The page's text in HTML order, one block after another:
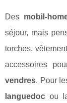
Des mobil-
séjour, mais
torches,
accessoires
vendres. Pour
languedoc ou